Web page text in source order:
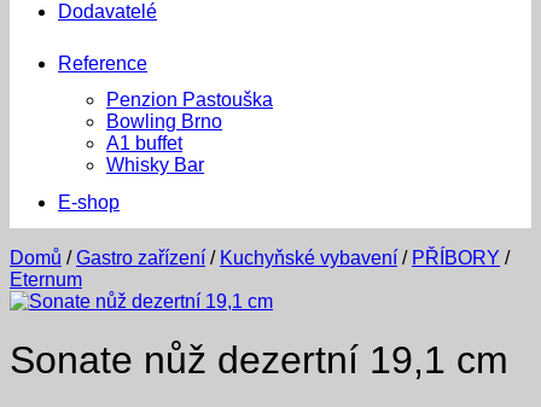
Dodavatelé
Reference
Penzion Pastouška
Bowling Brno
A1 buffet
Whisky Bar
E-shop
Domů / Gastro zařízení / Kuchyňské vybavení / PŘÍBORY /
Eternum
Sonate nůž dezertní 19,1 cm